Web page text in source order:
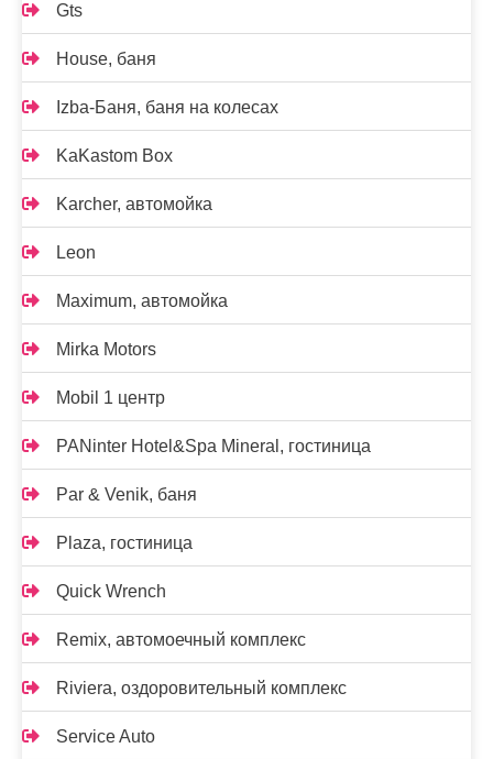
Gts
House, баня
Izba-Баня, баня на колесах
KaKastom Box
Karcher, автомойка
Leon
Maximum, автомойка
Mirka Motors
Mobil 1 центр
PANinter Hotel&Spa Mineral, гостиница
Par & Venik, баня
Plaza, гостиница
Quick Wrench
Remix, автомоечный комплекс
Riviera, оздоровительный комплекс
Service Auto